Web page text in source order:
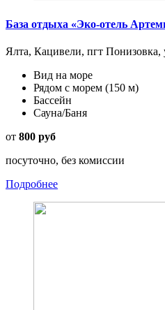
База отдыха «Эко-отель
Ялта, Кацивели, пгт Понизовка,
Вид на море
Рядом с морем (150 м)
Бассейн
Сауна/Баня
от 800 руб
посуточно, без комиссии
Подробнее